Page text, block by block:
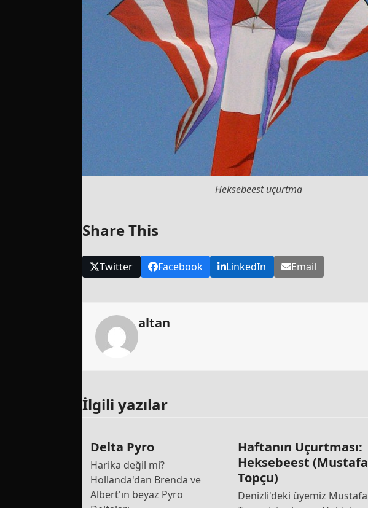
Heksebeest uçurtma
Share This
Twitter Facebook LinkedIn Email
altan
İlgili yazılar
Delta Pyro
Harika değil mi?
Hollanda'dan Brenda ve
Albert'ın beyaz Pyro
Haftanın Uçurtması:
Heksebeest (Mustafa
Topçu)
Denizli'deki üyemiz Mustafa